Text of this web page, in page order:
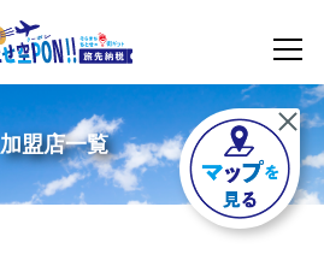
加盟店一覧